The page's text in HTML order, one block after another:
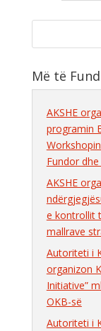
Më të
AKSHE
programin
Fundor
AKSHE
e kontrollit
mallrave
Autoriteti i
organizon
Initiative”
OKB-së
Autoriteti i